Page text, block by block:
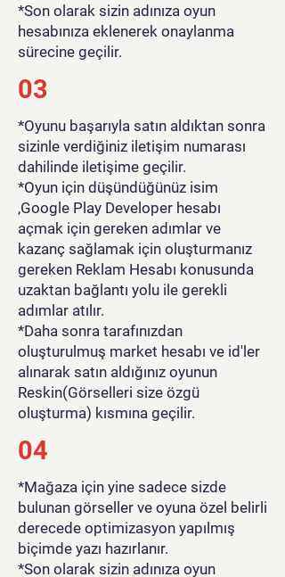
*Son olarak sizin adınıza oyun
hesabınıza eklenerek onaylanma
sürecine geçilir.
03
*Oyunu başarıyla satın aldıktan sonra
sizinle verdiğiniz iletişim numarası
dahilinde iletişime geçilir.
*Oyun için düşündüğünüz isim
,Google Play Developer hesabı
açmak için gereken adımlar ve
kazanç sağlamak için oluşturmanız
gereken Reklam Hesabı konusunda
uzaktan bağlantı yolu ile gerekli
adımlar atılır.
*Daha sonra tarafınızdan
oluşturulmuş market hesabı ve id'ler
alınarak satın aldığınız oyunun
Reskin(Görselleri size özgü
oluşturma) kısmına geçilir.
04
*Mağaza için yine sadece sizde
bulunan görseller ve oyuna özel belirli
derecede optimizasyon yapılmış
biçimde yazı hazırlanır.
*Son olarak sizin adınıza oyun